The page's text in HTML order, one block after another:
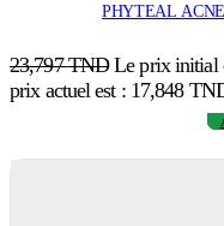
PHYTEAL
23,797TND Le prix initial
prix actuel est : 17,848